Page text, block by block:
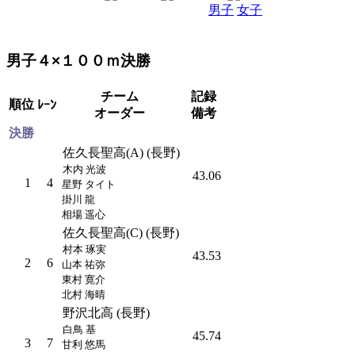
男子 女子
男子４×１００ｍ決勝
順位 ﾚｰﾝ
チーム
オーダー
記録
備考
決勝
1 4
佐久長聖高(A) (長野)
木内 光波
星野 タイト
掛川 龍
相場 遥心
43.06
2 6
佐久長聖高(C) (長野)
村本 琢実
山本 祐弥
東村 寛介
北村 海晴
43.53
3 7
野沢北高 (長野)
白鳥 基
甘利 悠馬
45.74